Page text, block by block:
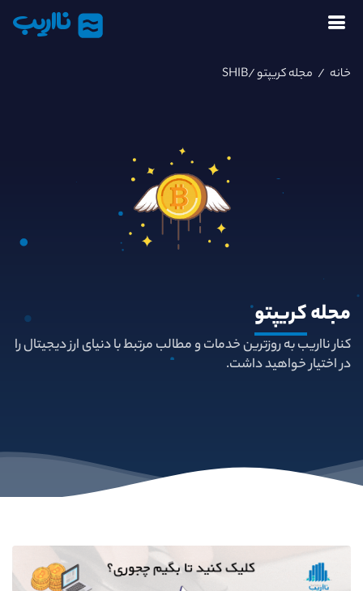
نااریب
خانه / مجله کریپتو/SHIB
مجلهکریپتو
کنار نااریب به روزترین خدمات و مطالب مرتبط با دنیای ارز دیجیتال را
در اختیار خواهید داشت.